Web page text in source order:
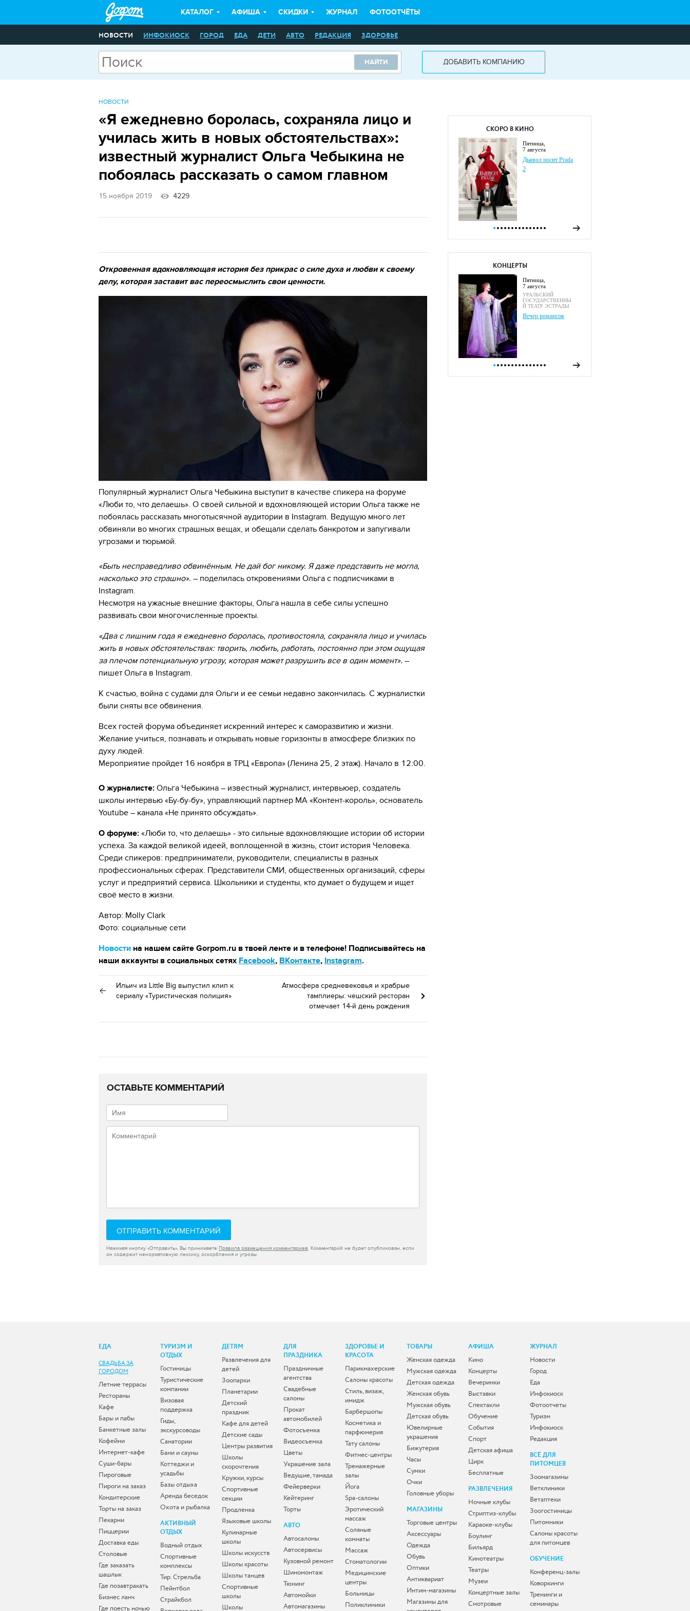
КАТАЛОГ АФИША СКИДКИ ЖУРНАЛ ФОТООТЧЁТЫ
НОВОСТИ ИНФОКИОСК ГОРОД ЕДА ДЕТИ АВТО РЕДАКЦИЯ ЗДОРОВЬЕ
НАЙТИ ДОБАВИТЬ КОМПАНИЮ
НОВОСТИ
«Я ежедневно боролась, сохраняла лицо и
училась жить в новых обстоятельствах»:
известный журналист Ольга Чебыкина не
побоялась рассказать о самом главном
15 ноября 2019 4229
Откровенная вдохновляющая история без прикрас о силе духа и любви к своему
делу, которая заставит вас переосмыслить свои ценности.
Популярный журналист Ольга Чебыкина выступит в качестве спикера на форуме
«Люби то, что делаешь». О своей сильной и вдохновляющей истории Ольга также не
побоялась рассказать многотысячной аудитории в Instagram. Ведущую много лет
обвиняли во многих страшных вещах, и обещали сделать банкротом и запугивали
угрозами и тюрьмой.
«Быть несправедливо обвинённым. Не дай бог никому. Я даже представить не могла,
насколько это страшно». – поделилась откровениями Ольга с подписчиками в
Instagram.
Несмотря на ужасные внешние факторы, Ольга нашла в себе силы успешно
развивать свои многочисленные проекты.
«Два с лишним года я ежедневно боролась, противостояла, сохраняла лицо и училась
жить в новых обстоятельствах: творить, любить, работать, постоянно при этом ощущая
за плечом потенциальную угрозу, которая может разрушить все в один момент». –
пишет Ольга в Instagram.
К счастью, война с судами для Ольги и ее семьи недавно закончилась. С журналистки
были сняты все обвинения.
Всех гостей форума объединяет искренний интерес к саморазвитию и жизни.
Желание учиться, познавать и открывать новые горизонты в атмосфере близких по
духу людей.
Мероприятие пройдет 16 ноября в ТРЦ «Европа» (Ленина 25, 2 этаж). Начало в 12:00.
О журналисте: Ольга Чебыкина – известный журналист, интервьюер, создатель
школы интервью «Бу-бу-бу», управляющий партнер МА «Контент-король», основатель
Youtube – канала «Не принято обсуждать».
О форуме: «Люби то, что делаешь» - это сильные вдохновляющие истории об истории
успеха. За каждой великой идеей, воплощенной в жизнь, стоит история Человека.
Среди спикеров: предприниматели, руководители, специалисты в разных
профессиональных сферах. Представители СМИ, общественных организаций, сферы
услуг и предприятий сервиса. Школьники и студенты, кто думает о будущем и ищет
своё место в жизни.
Автор: Molly Clark
Фото: социальные сети
Новости на нашем сайте Gorpom.ru в твоей ленте и в телефоне! Подписывайтесь на
наши аккаунты в социальных сетях Facebook, ВКонтакте, Instagram.
Ильич из Little Big выпустил клип к
сериалу «Туристическая полиция»
Атмосфера средневековья и храбрые
тамплиеры: чешский ресторан
отмечает 14-й день рождения
ОСТАВЬТЕ КОММЕНТАРИЙ
ОТПРАВИТЬ КОММЕНТАРИЙ
Нажимая кнопку «Отправить», Вы принимаете Правила размещения комментариев. Комментарий не будет опубликован, если
он содержит ненормативную лексику, оскорбления и угрозы
СКОРО В КИНО
пятница,
7 августа
Дьявол носит Prada
2
КОНЦЕРТЫ
пятница,
7 августа
УРАЛЬСКИЙ
ГОСУДАРСТВЕННЫ
Й ТЕАТР ЭСТРАДЫ
Вечер романсов
ЕДА
СВАДЬБА ЗА
ГОРОДОМ
Летние террасы
Рестораны
Кафе
Бары и пабы
Банкетные залы
Кофейни
Интернет-кафе
Суши-бары
Пироговые
Пироги на заказ
Кондитерские
Торты на заказ
Пекарни
Пиццерии
Доставка еды
Столовые
Где заказать
шашлык
Где позавтракать
Бизнес ланч
Где поесть ночью
ТУРИЗМ И
ОТДЫХ
Гостиницы
Туристические
компании
Визовая
поддержка
Гиды,
экскурсоводы
Санатории
Бани и сауны
Коттеджи и
усадьбы
Базы отдыха
Аренда беседок
Охота и рыбалка
АКТИВНЫЙ
ОТДЫХ
Водный отдых
Спортивные
комплексы
Тир. Стрельба
Пейнтбол
Страйкбол
ДЕТЯМ
Развлечения для
детей
Зоопарки
Планетарии
Детский
праздник
Кафе для детей
Детские сады
Центры развития
Школы
скорочтения
Кружки, курсы
Спортивные
секции
Продленка
Языковые школы
Кулинарные
школы
Школы искусств
Школы красоты
Школы танцев
Спортивные
школы
Школы
ДЛЯ
ПРАЗДНИКА
Праздничные
агентства
Свадебные
салоны
Прокат
автомобилей
Фотосъемка
Видеосъемка
Цветы
Украшение зала
Ведущие, тамада
Фейерверки
Кейтеринг
Торты
АВТО
Автосалоны
Автосервисы
Кузовной ремонт
Шиномонтаж
Тюнинг
Автомойки
Автомагазины
ЗДОРОВЬЕ И
КРАСОТА
Парикмахерские
Салоны красоты
Стиль, визаж,
имидж
Барбершопы
Косметика и
парфюмерия
Тату салоны
Фитнес-центры
Тренажерные
залы
Йога
Spa-салоны
Эротический
массаж
Соляные
комнаты
Массаж
Стоматологии
Медицинские
центры
Больницы
Поликлиники
ТОВАРЫ
Женская одежда
Мужская одежда
Детская одежда
Женская обувь
Мужская обувь
Детская обувь
Ювелирные
украшения
Бижутерия
Часы
Сумки
Очки
Головные уборы
МАГАЗИНЫ
Торговые центры
Аксессуары
Одежда
Обувь
Оптики
Антиквариат
Интим-магазины
Магазины для
АФИША
Кино
Концерты
Вечеринки
Выставки
Спектакли
Обучение
События
Спорт
Детская афиша
Цирк
Бесплатные
РАЗВЛЕЧЕНИЯ
Ночные клубы
Стриптиз-клубы
Караоке-клубы
Боулинг
Бильярд
Кинотеатры
Театры
Музеи
Концертные залы
Смотровые
ЖУРНАЛ
Новости
Город
Еда
Инфокиоск
Фотоотчеты
Туризм
Инфокиоск
Редакция
ВСЁ ДЛЯ
ПИТОМЦЕВ
Зоомагазины
Ветклиники
Ветаптеки
Зоогостиницы
Питомники
Салоны красоты
для питомцев
ОБУЧЕНИЕ
Конференц-залы
Коворкинги
Тренинги и
семинары